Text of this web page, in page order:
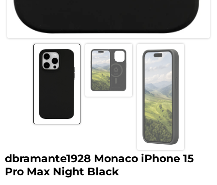
dbramante1928 Monaco iPhone 15
Pro Max Night Black